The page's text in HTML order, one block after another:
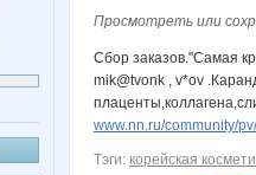
Просмотреть или
Сбор заказов."Самая
mik@tvonk , v*ov
www.nn.ru/community/
Тэги: корейская